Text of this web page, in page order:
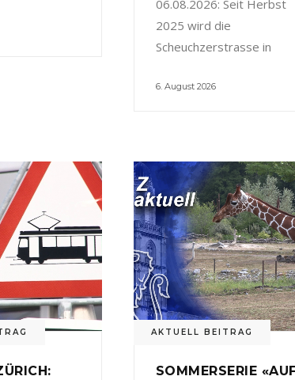
06.08.2026: Seit Herbst
2025 wird die
Scheuchzerstrasse in
6. August 2026
AKTUELL BEITRAG
SOMMERSERIE